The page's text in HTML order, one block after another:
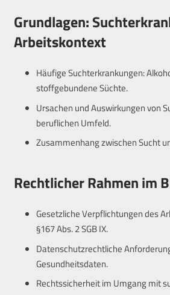
Grundlagen:
Arbeitskontext
Häufige Suchterkrankungen:
stoffgebundene Süchte.
Ursachen und Auswirkungen von
beruflichen Umfeld.
Zusammenhang zwischen Sucht
Rechtlicher Rahmen im
Gesetzliche Verpflichtungen des
§167 Abs. 2 SGB IX.
Datenschutzrechtliche
Gesundheitsdaten.
Rechtssicherheit im Umgang mit